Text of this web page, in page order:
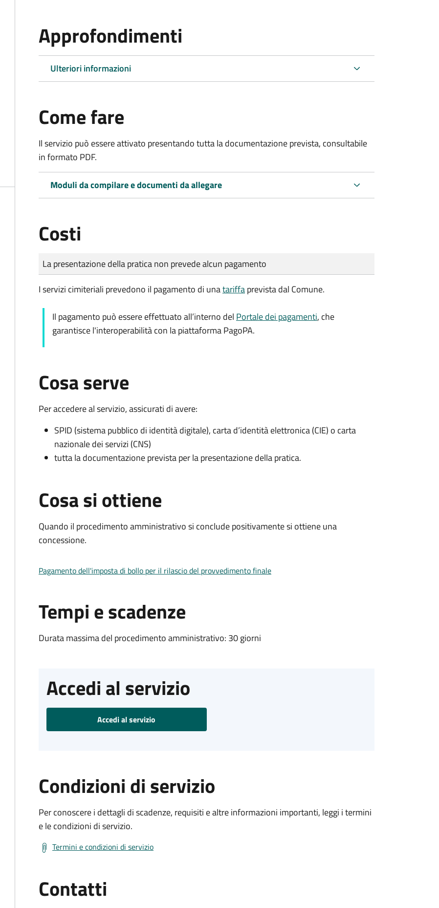
Approfondimenti
Ulteriori informazioni
Come fare
Il servizio può essere attivato presentando tutta la documentazione prevista, consultabile
in formato PDF.
Moduli da compilare e documenti da allegare
Costi
Tipo di pagamento
Importo
La presentazione della pratica non prevede alcun pagamento
I servizi cimiteriali prevedono il pagamento di unatariffaprevista dal Comune.
Il pagamento può essere effettuato all’interno del Portale dei pagamenti, che
garantisce l'interoperabilità con la piattaforma PagoPA.
Cosa serve
Per accedere al servizio, assicurati di avere:
SPID (sistema pubblico di identità digitale), carta d’identità elettronica (CIE) o carta
nazionale dei servizi (CNS)
tutta la documentazione prevista per la presentazione della pratica.
Cosa si ottiene
Quando il procedimento amministrativo si conclude positivamente si ottiene una
concessione.
Pagamento dell'imposta di bollo per il rilascio del provvedimento finale
Tempi e scadenze
Durata massima del procedimento amministrativo: 30 giorni
Accedi al servizio
Accedi al servizio
Condizioni di servizio
Per conoscere i dettagli di scadenze, requisiti e altre informazioni importanti, leggi i termini
e le condizioni di servizio.
Termini e condizioni di servizio
Contatti